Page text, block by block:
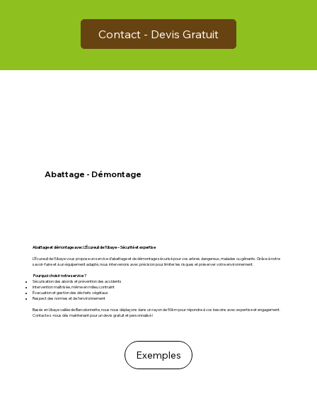
Abattage - Démontage
Abattage et démontage avec L’Écureuil de l’Ubaye – Sécurité et expertise
L’Écureuil de l’Ubaye vous propose un service d’abattage et de démontage sécurisé pour vos arbres dangereux, malades ou gênants. Grâce à notre
savoir-faire et à un équipement adapté, nous intervenons avec précision pour limiter les risques et préserver votre environnement.
Pourquoi choisir notre service ?
Sécurisation des abords et prévention des accidents
Intervention maîtrisée, même en milieu contraint
Évacuation et gestion des déchets végétaux
Respect des normes et de l’environnement
Basés en Ubaye vallée de Barcelonnette, nous nous déplaçons dans un rayon de 50km pour répondre à vos besoins avec expertise et engagement.
Contactez-nous dès maintenant pour un devis gratuit et personnalisé !
Exemples
Contact - Devis Gratuit